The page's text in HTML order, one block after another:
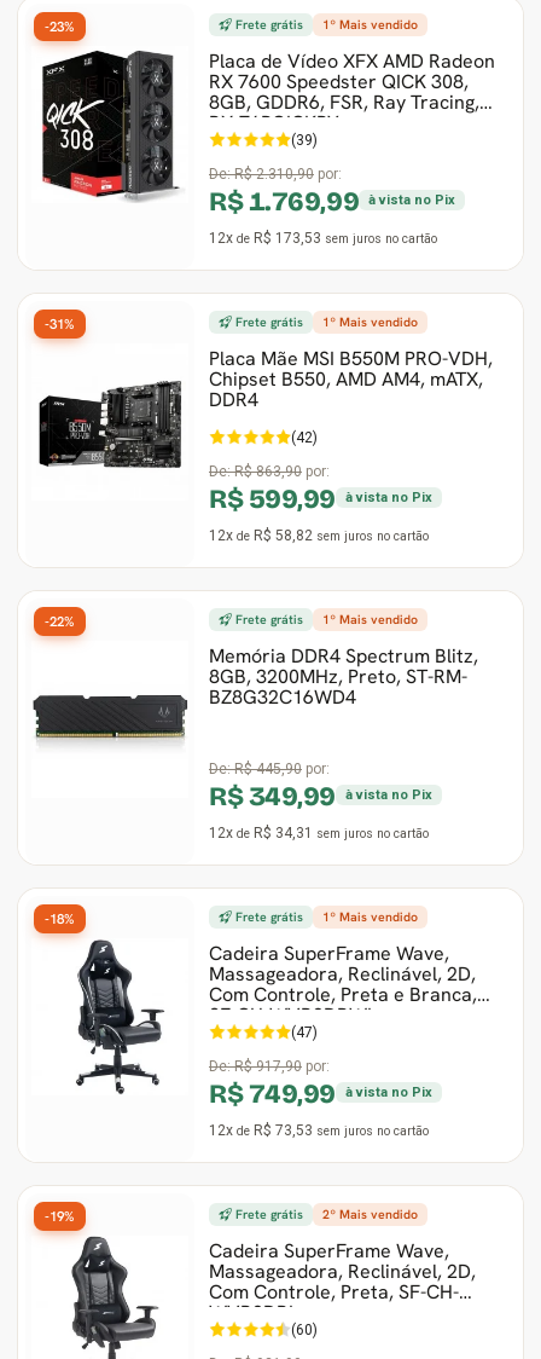
Frete grátis 1º Mais vendido
Placa de Vídeo XFX AMD Radeon
RX 7600 Speedster QICK 308,
8GB, GDDR6, FSR, Ray Tracing,
RX-76PQICKBY
(39)
De:R$ 2.310,90 por:
R$ 1.769,99 à vista no Pix
12x de R$ 173,53 sem juros no cartão
-23%
Frete grátis 1º Mais vendido
Placa Mãe MSI B550M PRO-VDH,
Chipset B550, AMD AM4, mATX,
DDR4
(42)
De:R$ 863,90 por:
R$ 599,99 à vista no Pix
12x de R$ 58,82 sem juros no cartão
-31%
Frete grátis 1º Mais vendido
Memória DDR4 Spectrum Blitz,
8GB, 3200MHz, Preto, ST-RM-
BZ8G32C16WD4
De:R$ 445,90 por:
R$ 349,99 à vista no Pix
12x de R$ 34,31 sem juros no cartão
-22%
Frete grátis 1º Mais vendido
Cadeira SuperFrame Wave,
Massageadora, Reclinável, 2D,
Com Controle, Preta e Branca,
SF-CH-WVR2DBWL
(47)
De:R$ 917,90 por:
R$ 749,99 à vista no Pix
12x de R$ 73,53 sem juros no cartão
-18%
Frete grátis 2º Mais vendido
Cadeira SuperFrame Wave,
Massageadora, Reclinável, 2D,
Com Controle, Preta, SF-CH-
WVR2DBL
(60)
-19%